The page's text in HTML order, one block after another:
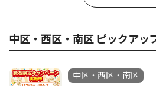
中区・西区・南区 ピックアッ
中区・西区・南区